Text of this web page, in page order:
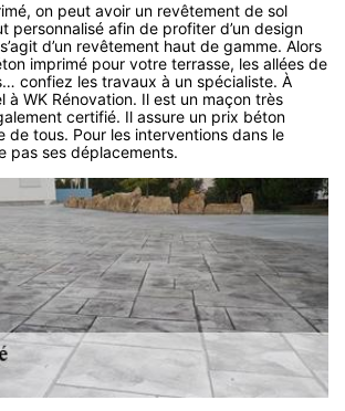
on peut avoir un revêtement de sol
personnalisé afin de profiter d’un design
d’un revêtement haut de gamme. Alors
imprimé pour votre terrasse, les allées de
confiez les travaux à un spécialiste. À
à WK Rénovation. Il est un maçon très
certifié. Il assure un prix béton
de tous. Pour les interventions dans le
pas ses déplacements.